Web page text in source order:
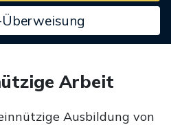
Arbeit
Ausbildung von